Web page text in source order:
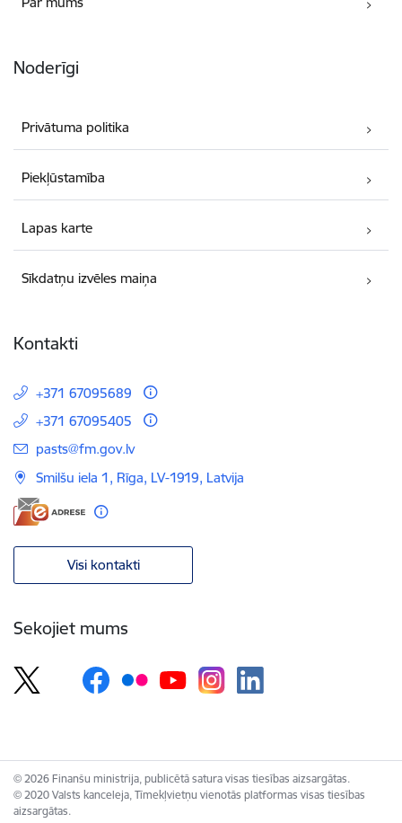
Noderīgi
Privātuma politika
Piekļūstamība
Lapas karte
Sīkdatņu izvēles maiņa
Kontakti
+371 67095689
+371 67095405
E-pasts:
pasts@fm.gov.lv
Smilšu iela 1, Rīga, LV-1919, Latvija
Visi kontakti
Sekojiet mums
© 2026 Finanšu ministrija, publicētā satura visas tiesības aizsargātas.
© 2020 Valsts kanceleja, Tīmekļvietņu vienotās platformas visas tiesības
aizsargātas.